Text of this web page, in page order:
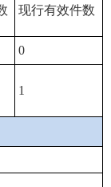
现行有效件数
0
1